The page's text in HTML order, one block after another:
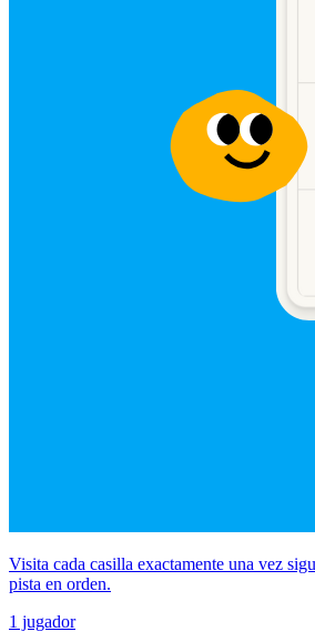
Visita cada casilla exactamente una vez
pista en orden.
1 jugador